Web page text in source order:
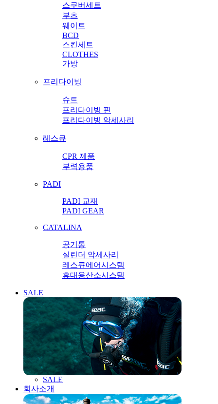
스쿠버세트
부츠
웨이트
BCD
스킨세트
CLOTHES
가방
프리다이빙
슈트
프리다이빙 핀
프리다이빙 악세사리
레스큐
CPR 제품
부력용품
PADI
PADI 교재
PADI GEAR
CATALINA
공기통
실린더 악세사리
레스큐에어시스템
휴대용산소시스템
SALE
SALE
회사소개